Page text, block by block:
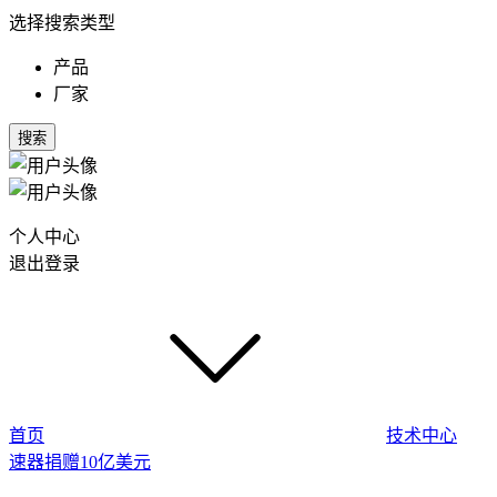
选择搜索类型
产品
厂家
搜索
个人中心
退出登录
首页
技术中心
速器捐赠10亿美元